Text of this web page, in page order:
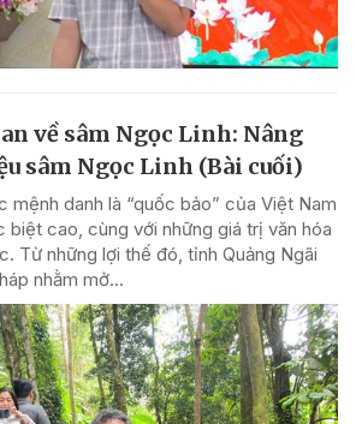
về sâm Ngọc Linh: Nâng
sâm Ngọc Linh (Bài cuối)
mệnh danh là “quốc bảo” của Việt Nam
biệt cao, cùng với những giá trị văn hóa
Từ những lợi thế đó, tỉnh Quảng Ngãi
nhằm mở...